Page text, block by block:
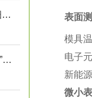
池田屋精品！坂口T-35型φ0.25超细护套热电偶（K型）技术参数
KETT凯特【红外线水分计“FD-720”的特点】《红外线水分仪测量实例》
表面
模具
电子
新能
微小